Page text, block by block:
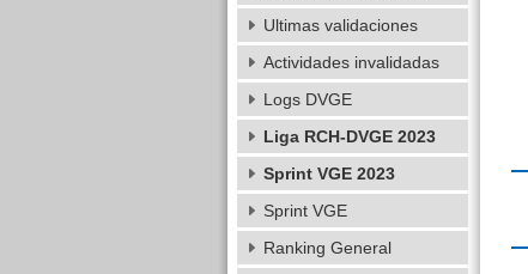
Ultimas validaciones
Actividades invalidadas
Logs DVGE
Liga RCH-DVGE 2023
Sprint VGE 2023
Sprint VGE
Ranking General